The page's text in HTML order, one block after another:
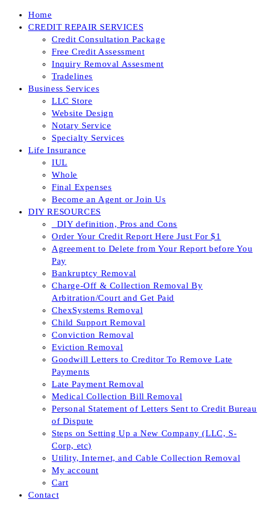
Skip
Home
CREDIT REPAIR SERVICES
Credit Consultation Package
Free Credit Assessment
Inquiry Removal Assesment
Tradelines
Business Services
LLC Store
Website Design
Notary Service
Specialty Services
Life Insurance
IUL
Whole
Final Expenses
Become an Agent or Join Us
DIY RESOURCES
_DIY definition, Pros and Cons
Order Your Credit Report Here Just For $1
Agreement to Delete from Your Report before You
Pay
Bankruptcy Removal
Charge-Off & Collection Removal By
Arbitration/Court and Get Paid
ChexSystems Removal
Child Support Removal
Conviction Removal
Eviction Removal
Goodwill Letters to Creditor To Remove Late
Payments
Late Payment Removal
Medical Collection Bill Removal
Personal Statement of Letters Sent to Credit Bureau
of Dispute
Steps on Setting Up a New Company (LLC, S-
Corp, etc)
Utility, Internet, and Cable Collection Removal
My account
Cart
Contact